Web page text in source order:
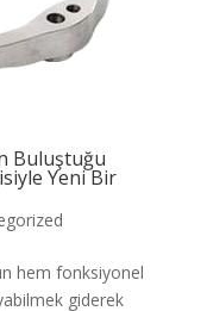
Buluştuğu
Yeni Bir
hem fonksiyonel
giderek